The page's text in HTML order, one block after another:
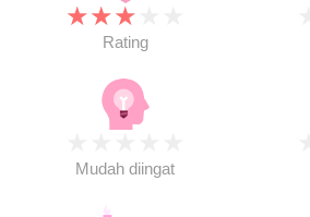
★★★
Rating
Mudah diingat